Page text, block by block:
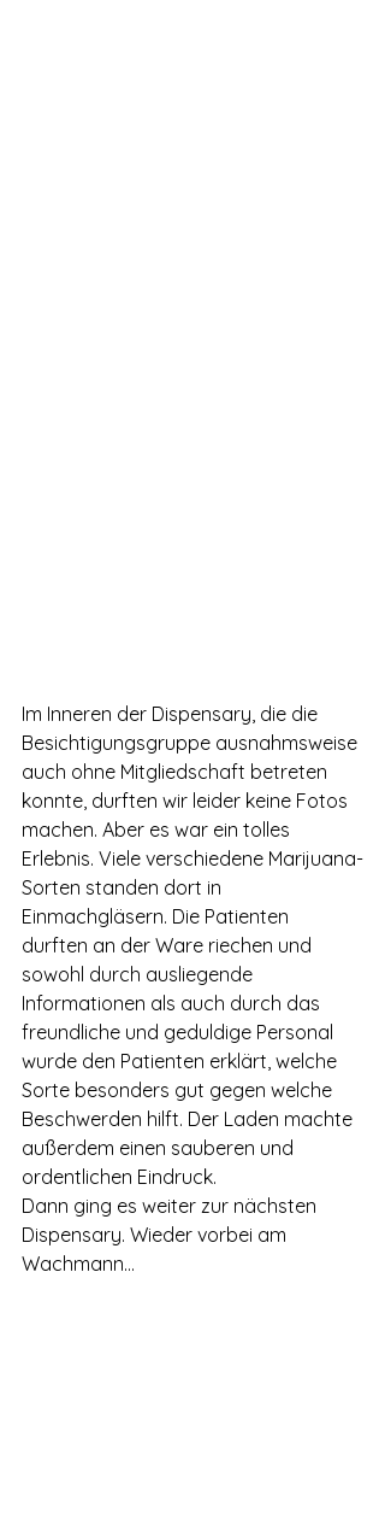
Im Inneren der Dispensary, die die
Besichtigungsgruppe ausnahmsweise
auch ohne Mitgliedschaft betreten
konnte, durften wir leider keine Fotos
machen. Aber es war ein tolles
Erlebnis. Viele verschiedene Marijuana-
Sorten standen dort in
Einmachgläsern. Die Patienten
durften an der Ware riechen und
sowohl durch ausliegende
Informationen als auch durch das
freundliche und geduldige Personal
wurde den Patienten erklärt, welche
Sorte besonders gut gegen welche
Beschwerden hilft. Der Laden machte
außerdem einen sauberen und
ordentlichen Eindruck.
Dann ging es weiter zur nächsten
Dispensary. Wieder vorbei am
Wachmann…